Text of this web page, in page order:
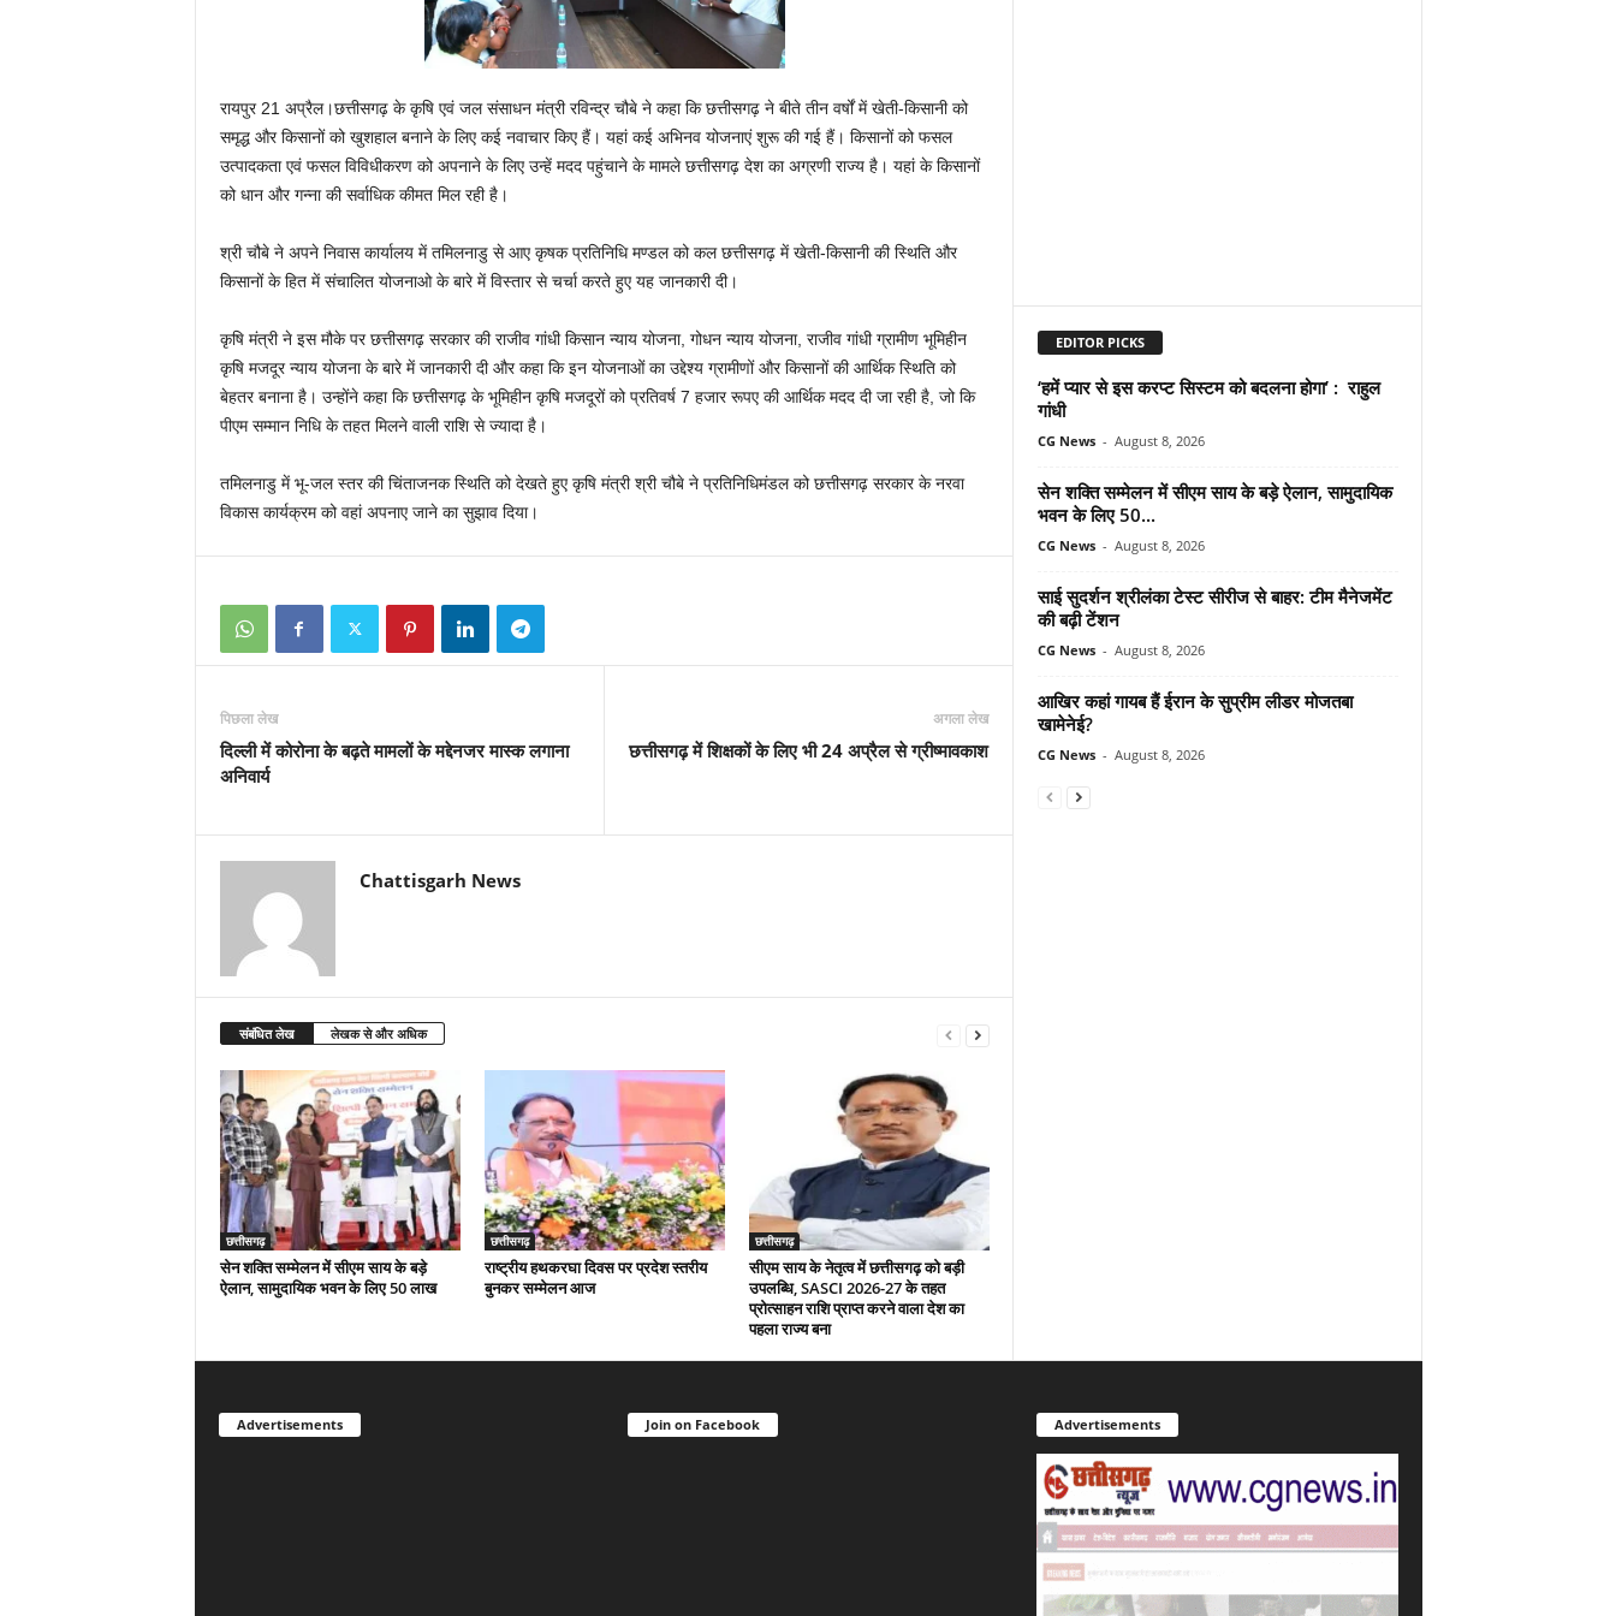
रायपुर 21 अप्रैल।छत्तीसगढ़ के कृषि एवं जल संसाधन मंत्री रविन्द्र चौबे ने कहा कि छत्तीसगढ़ ने बीते तीन वर्षों में खेती-किसानी को
समृद्ध और किसानों को खुशहाल बनाने के लिए कई नवाचार किए हैं। यहां कई अभिनव योजनाएं शुरू की गई हैं। किसानों को फसल
उत्पादकता एवं फसल विविधीकरण को अपनाने के लिए उन्हें मदद पहुंचाने के मामले छत्तीसगढ़ देश का अग्रणी राज्य है। यहां के किसानों
को धान और गन्ना की सर्वाधिक कीमत मिल रही है।
श्री चौबे ने अपने निवास कार्यालय में तमिलनाडु से आए कृषक प्रतिनिधि मण्डल को कल छत्तीसगढ़ में खेती-किसानी की स्थिति और
किसानों के हित में संचालित योजनाओ के बारे में विस्तार से चर्चा करते हुए यह जानकारी दी।
कृषि मंत्री ने इस मौके पर छत्तीसगढ़ सरकार की राजीव गांधी किसान न्याय योजना, गोधन न्याय योजना, राजीव गांधी ग्रामीण भूमिहीन
कृषि मजदूर न्याय योजना के बारे में जानकारी दी और कहा कि इन योजनाओं का उद्देश्य ग्रामीणों और किसानों की आर्थिक स्थिति को
बेहतर बनाना है। उन्होंने कहा कि छत्तीसगढ़ के भूमिहीन कृषि मजदूरों को प्रतिवर्ष 7 हजार रूपए की आर्थिक मदद दी जा रही है, जो कि
पीएम सम्मान निधि के तहत मिलने वाली राशि से ज्यादा है।
तमिलनाडु में भू-जल स्तर की चिंताजनक स्थिति को देखते हुए कृषि मंत्री श्री चौबे ने प्रतिनिधिमंडल को छत्तीसगढ़ सरकार के नरवा
विकास कार्यक्रम को वहां अपनाए जाने का सुझाव दिया।
पिछला लेख
दिल्ली में कोरोना के बढ़ते मामलों के मद्देनजर मास्क लगाना
अनिवार्य
अगला लेख
छत्तीसगढ़ में शिक्षकों के लिए भी 24 अप्रैल से ग्रीष्मावकाश
Chattisgarh News
संबंधित लेख लेखक से और अधिक
छत्तीसगढ़
सेन शक्ति सम्मेलन में सीएम साय के बड़े
ऐलान, सामुदायिक भवन के लिए 50 लाख
छत्तीसगढ़
राष्ट्रीय हथकरघा दिवस पर प्रदेश स्तरीय
बुनकर सम्मेलन आज
छत्तीसगढ़
सीएम साय के नेतृत्व में छत्तीसगढ़ को बड़ी
उपलब्धि, SASCI 2026-27 के तहत
प्रोत्साहन राशि प्राप्त करने वाला देश का
पहला राज्य बना
EDITOR PICKS
‘हमें प्यार से इस करप्ट सिस्टम को बदलना होगा’ : राहुल
गांधी
CG News - August 8, 2026
सेन शक्ति सम्मेलन में सीएम साय के बड़े ऐलान, सामुदायिक
भवन के लिए 50...
CG News - August 8, 2026
साई सुदर्शन श्रीलंका टेस्ट सीरीज से बाहर: टीम मैनेजमेंट
की बढ़ी टेंशन
CG News - August 8, 2026
आखिर कहां गायब हैं ईरान के सुप्रीम लीडर मोजतबा
खामेनेई?
CG News - August 8, 2026
Advertisements Join on Facebook Advertisements